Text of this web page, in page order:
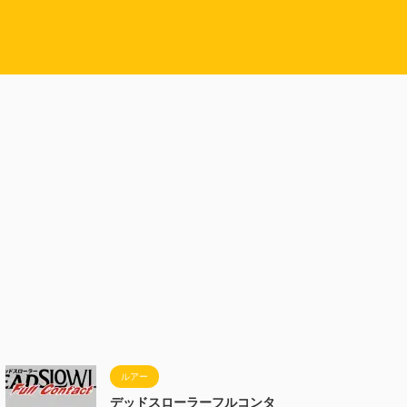
ルアー
デッドスローラーフルコンタ